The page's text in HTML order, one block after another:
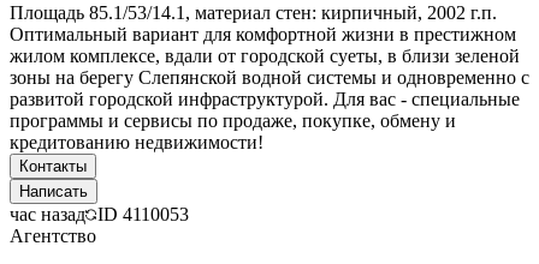
Площадь 85.1/53/14.1, материал стен: кирпичный, 2002 г.п.
Оптимальный вариант для комфортной жизни в престижном
жилом комплексе, вдали от городской суеты, в близи зеленой
зоны на берегу Слепянской водной системы и одновременно с
развитой городской инфраструктурой. Для вас - специальные
программы и сервисы по продаже, покупке, обмену и
кредитованию недвижимости!
Контакты
Написать
час назад ID 4110053
Агентство